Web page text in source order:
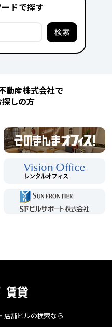
ドで探す
動産株式会社で
しの方
店舗ビルの検索なら